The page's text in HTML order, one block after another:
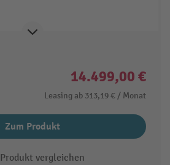
14.499,00 €
Leasing ab 313,19 € / Monat
Zum Produkt
Produkt vergleichen